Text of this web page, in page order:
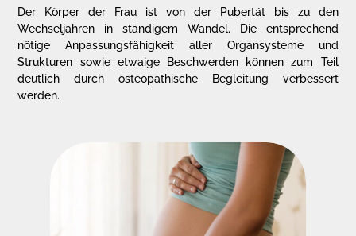
Der Körper der Frau ist von der Pubertät bis zu den
Wechseljahren in ständigem Wandel. Die entsprechend
nötige Anpassungsfähigkeit aller Organsysteme und
Strukturen sowie etwaige Beschwerden können zum Teil
deutlich durch osteopathische Begleitung verbessert
werden.